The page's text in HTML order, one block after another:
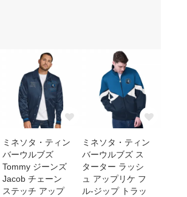
ミネソタ・ティン
バーウルブズ
Tommy ジーンズ
Jacob チェーン
ステッチ アップ
ミネソタ・ティン
バーウルブズ ス
ターター ラッシ
ュ アップリケ フ
ル-ジップ トラッ